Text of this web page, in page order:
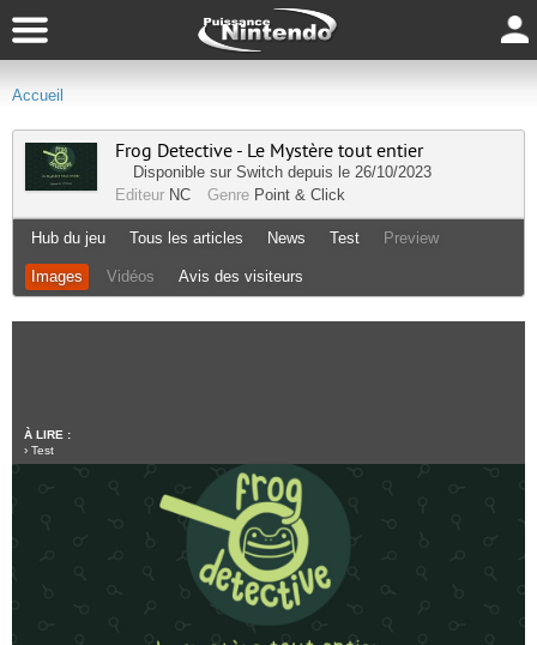
Accueil
Frog Detective - Le Mystère tout entier
Disponible sur Switch depuis le 26/10/2023
Editeur NC Genre Point & Click
Hub du jeu Tous les articles News Test Preview
Images Vidéos Avis des visiteurs
À LIRE :
› Test